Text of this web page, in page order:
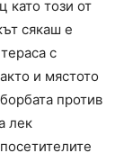
като този от
сякаш е
с
и мястото
против
лек